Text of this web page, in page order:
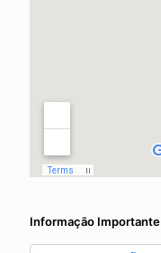
Informação Importante